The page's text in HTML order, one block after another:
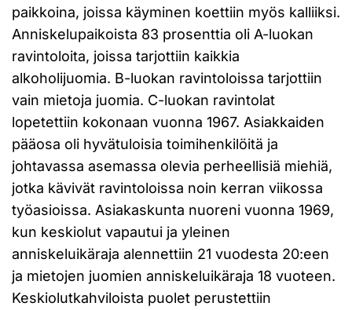
paikkoina, joissa käyminen koettiin myös kalliiksi.
Anniskelupaikoista 83 prosenttia oli A-luokan
ravintoloita, joissa tarjottiin kaikkia
alkoholijuomia. B-luokan ravintoloissa tarjottiin
vain mietoja juomia. C-luokan ravintolat
lopetettiin kokonaan vuonna 1967. Asiakkaiden
pääosa oli hyvätuloisia toimihenkilöitä ja
johtavassa asemassa olevia perheellisiä miehiä,
jotka kävivät ravintoloissa noin kerran viikossa
työasioissa. Asiakaskunta nuoreni vuonna 1969,
kun keskiolut vapautui ja yleinen
anniskeluikäraja alennettiin 21 vuodesta 20:een
ja mietojen juomien anniskeluikäraja 18 vuoteen.
Keskiolutkahviloista puolet perustettiin